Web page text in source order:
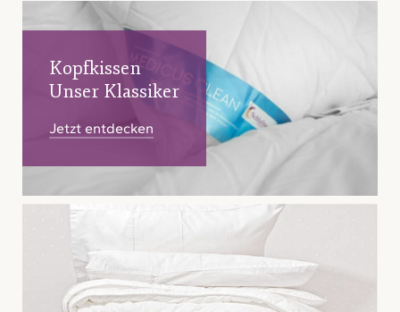
Ganzjahresdecken
Jahreszeiten
Kopfkissen
Unser Klassiker
Jetzt entdecken